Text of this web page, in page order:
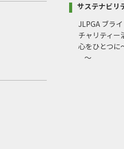
サステナビリ
JLPGA ブラ
チャリティー
心をひとつに
～